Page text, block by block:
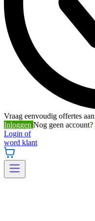
Vraag eenvoudig offertes aan
Inloggen Nog geen account?
Login of
word klant